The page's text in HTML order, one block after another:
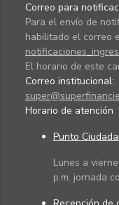
Correo para
Para el envío de
habilitado el correo
El horario de este
Correo institucional:
Horario de atención
Punto
Lunes a
p.m. jornada